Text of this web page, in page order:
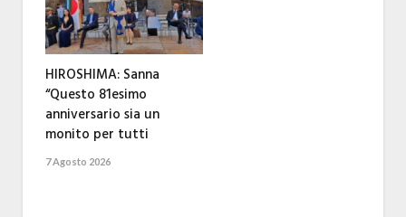
HIROSHIMA: Sanna
“Questo 81esimo
anniversario sia un
monito per tutti
7 Agosto 2026